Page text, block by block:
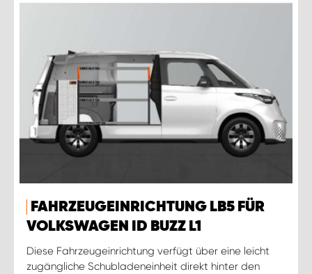
FAHRZEUGEINRICHTUNG LB5 FÜR
VOLKSWAGEN ID BUZZ L1
Diese Fahrzeugeinrichtung verfügt über eine leicht
zugängliche Schubladeneinheit direkt hinter den